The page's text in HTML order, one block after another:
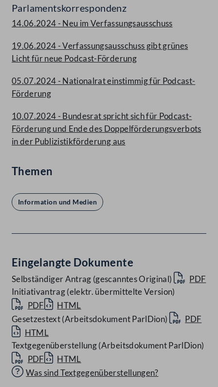
Parlamentskorrespondenz
14.06.2024 - Neu im Verfassungsausschuss
19.06.2024 - Verfassungsausschuss gibt grünes
Licht für neue Podcast-Förderung
05.07.2024 - Nationalrat einstimmig für Podcast-
Förderung
10.07.2024 - Bundesrat spricht sich für Podcast-
Förderung und Ende des Doppelförderungsverbots
in der Publizistikförderung aus
Themen
Information und Medien
Eingelangte Dokumente
Selbständiger Antrag (gescanntes Original)
PDF
Initiativantrag (elektr. übermittelte Version)
PDF
HTML
Gesetzestext (Arbeitsdokument ParlDion)
PDF
HTML
Textgegenüberstellung (Arbeitsdokument ParlDion)
PDF
HTML
Was sind Textgegenüberstellungen?